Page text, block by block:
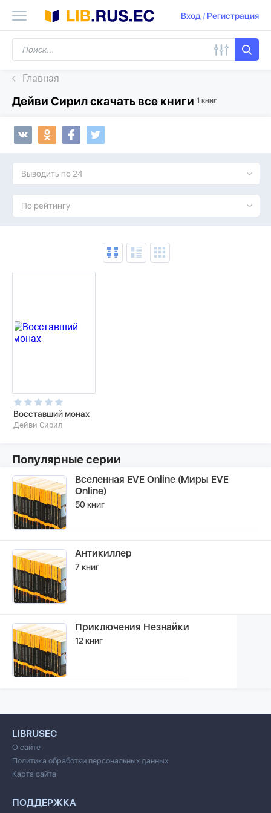
Вход/ Регистрация
Главная
Дейви Сирил скачать все книги 1 книг
Выводить по 24
По рейтингу
Восставший монах
Дейви Сирил
Популярные серии
Вселенная EVE Online (Миры EVE
Online)
50 книг
Антикиллер
7 книг
Приключения Незнайки
12 книг
LIBRUSEC
О сайте
Политика обработки персональных данных
Карта сайта
ПОДДЕРЖКА